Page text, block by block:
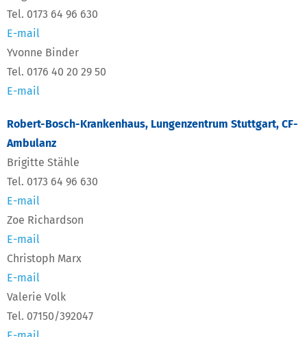
Tel. 0173 64 96 630
E-mail
Yvonne Binder
Tel. 0176 40 20 29 50
E-mail
Robert-Bosch-Krankenhaus, Lungenzentrum Stuttgart, CF-
Ambulanz
Brigitte Stähle
Tel. 0173 64 96 630
E-mail
Zoe Richardson
E-mail
Christoph Marx
E-mail
Valerie Volk
Tel. 07150/392047